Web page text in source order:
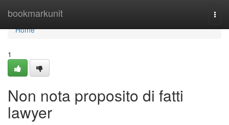
bookmarkunit
Home
Home
1
Non nota proposito di fatti
lawyer